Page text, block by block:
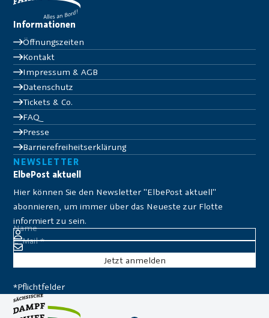
Informationen
Öffnungszeiten
Kontakt
Impressum & AGB
Datenschutz
Tickets & Co.
FAQ
Presse
Barrierefreiheitserklärung
NEWSLETTER
ElbePost aktuell
Hier können Sie den Newsletter "ElbePost aktuell"
abonnieren, um immer über das Neueste zur Flotte
informiert zu sein.
Name
E-Mail*
*Pflichtfelder
Sie er­klä­ren sich da­mit ein­ver­stan­den, dass Ihre Da­ten zur
Be­ar­bei­tung Ih­res An­lie­gens verwendet wer­den. Weitere In­